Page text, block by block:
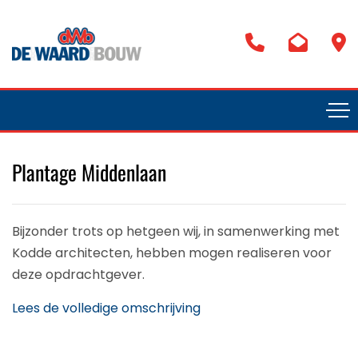
Plantage Middenlaan
Bijzonder trots op hetgeen wij, in samenwerking met
Kodde architecten, hebben mogen realiseren voor
deze opdrachtgever.
Lees de volledige omschrijving